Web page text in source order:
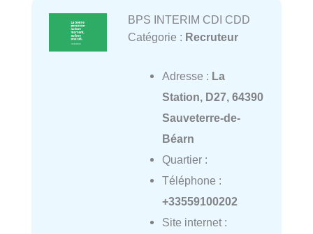
BPS INTERIM CDI CDD
Catégorie : Recruteur
Adresse : La
Station, D27, 64390
Sauveterre-de-
Béarn
Quartier :
Téléphone :
+33559100202
Site internet :